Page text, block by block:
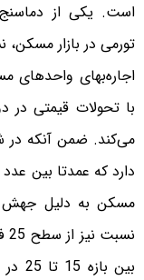
است. یکی از
اجاره‌‌‌‌بهای
با تحولات قیمتی در
می‌کند. ضمن آنکه در
مسکن به دلیل جهش